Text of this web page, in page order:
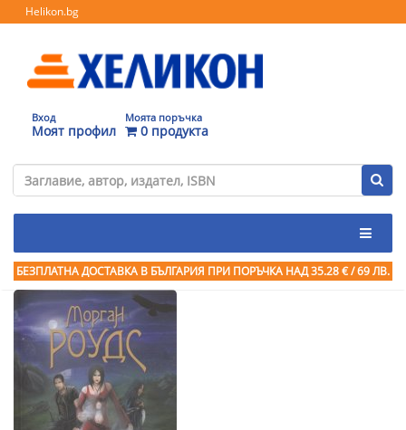
Helikon.bg
Вход
Моят профил
Моята поръчка
0 продукта
БЕЗПЛАТНА ДОСТАВКА В БЪЛГАРИЯ ПРИ ПОРЪЧКА НАД 35.28 € / 69 ЛВ.